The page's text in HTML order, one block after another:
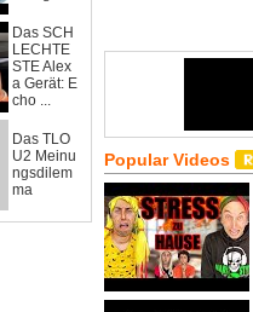
Das SCH
LECHTE
STE Alex
a Gerät: E
cho ...
Das TLO
U2 Meinu
ngsdilem
ma
Popular Videos